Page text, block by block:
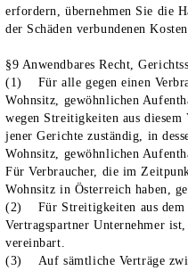
erfordern, übernehmen Sie die
der Schäden verbundenen
§9 Anwendbares Recht,
(1) Für alle gegen einen
Wohnsitz, gewöhnlichen
wegen Streitigkeiten aus diesem
jener Gerichte zuständig, in
Wohnsitz, gewöhnlichen
Für Verbraucher, die im
Wohnsitz in Österreich haben,
(2) Für Streitigkeiten aus dem
Vertragspartner Unternehmer
vereinbart.
(3) Auf sämtliche Verträge